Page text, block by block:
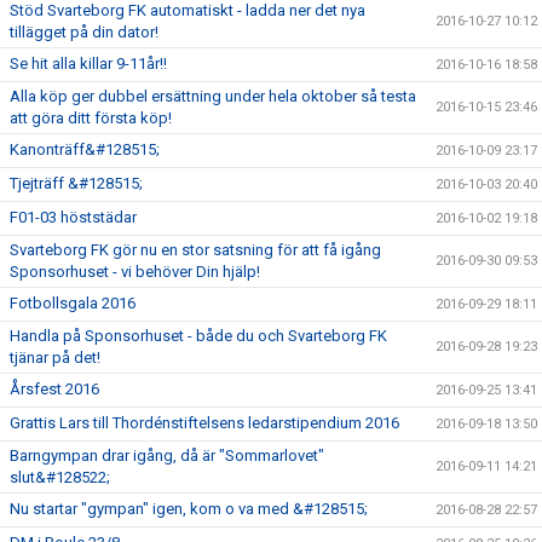
Stöd Svarteborg FK automatiskt - ladda ner det nya
tillägget på din dator!
2016-10-27 10:12
Se hit alla killar 9-11år!! 2016-10-16 18:58
Alla köp ger dubbel ersättning under hela oktober så testa
att göra ditt första köp!
2016-10-15 23:46
Kanonträff&#128515; 2016-10-09 23:17
Tjejträff &#128515; 2016-10-03 20:40
F01-03 höststädar 2016-10-02 19:18
Svarteborg FK gör nu en stor satsning för att få igång
Sponsorhuset - vi behöver Din hjälp!
2016-09-30 09:53
Fotbollsgala 2016 2016-09-29 18:11
Handla på Sponsorhuset - både du och Svarteborg FK
tjänar på det!
2016-09-28 19:23
Årsfest 2016 2016-09-25 13:41
Grattis Lars till Thordénstiftelsens ledarstipendium 2016 2016-09-18 13:50
Barngympan drar igång, då är "Sommarlovet"
slut&#128522;
2016-09-11 14:21
Nu startar "gympan" igen, kom o va med &#128515; 2016-08-28 22:57